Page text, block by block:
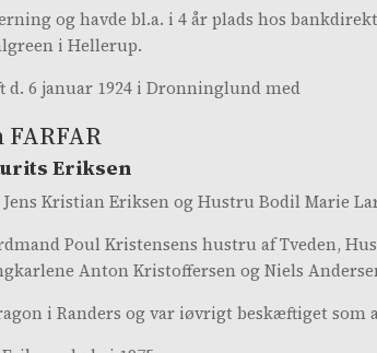
og havde bl.a. i 4 år plads hos
i Hellerup.
6 januar 1924 i Dronninglund med
Eriksen
Kristian Eriksen og Hustru Bodil Marie
Poul Kristensens hustru af Tveden,
Anton Kristoffersen og Niels
i Randers og var iøvrigt beskæftiget som